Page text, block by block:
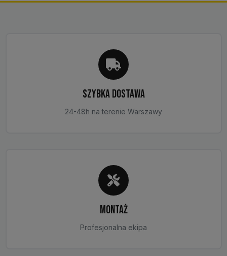
można
SZYBKA DOSTAWA
24-48h na terenie Warszawy
MONTAŻ
Profesjonalna ekipa